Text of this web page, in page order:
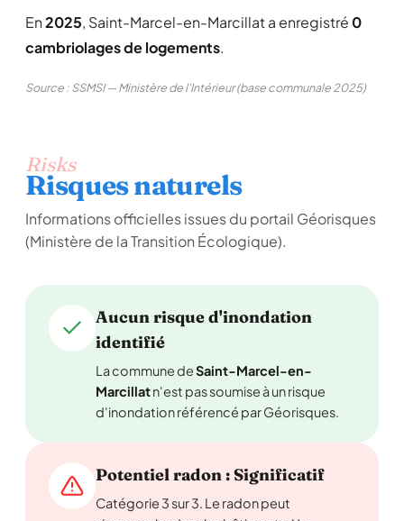
En2025, Saint-Marcel-en-Marcillat a enregistré 0
cambriolages de logements.
Source : SSMSI — Ministère de l'Intérieur (base communale 2025)
Risks
Risques naturels
Informations officielles issues du portail Géorisques
(Ministère de la Transition Écologique).
Aucun risque d'inondation
identifié
La commune deSaint-Marcel-en-
Marcillatn'est pas soumise à un risque
d'inondation référencé par Géorisques.
Potentiel radon : Significatif
Catégorie 3 sur 3. Le radon peut